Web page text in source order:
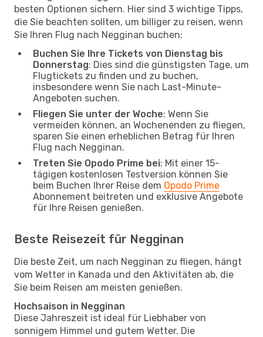
besten Optionen sichern. Hier sind 3 wichtige Tipps,
die Sie beachten sollten, um billiger zu reisen, wenn
Sie Ihren Flug nach Negginan buchen:
Buchen Sie Ihre Tickets von Dienstag bis
Donnerstag: Dies sind die günstigsten Tage, um
Flugtickets zu finden und zu buchen,
insbesondere wenn Sie nach Last-Minute-
Angeboten suchen.
Fliegen Sie unter der Woche: Wenn Sie
vermeiden können, an Wochenenden zu fliegen,
sparen Sie einen erheblichen Betrag für Ihren
Flug nach Negginan.
Treten Sie Opodo Prime bei: Mit einer 15-
tägigen kostenlosen Testversion können Sie
beim Buchen Ihrer Reise dem Opodo Prime
Abonnement beitreten und exklusive Angebote
für Ihre Reisen genießen.
Beste Reisezeit für Negginan
Die beste Zeit, um nach Negginan zu fliegen, hängt
vom Wetter in Kanada und den Aktivitäten ab, die
Sie beim Reisen am meisten genießen.
Hochsaison in Negginan
Diese Jahreszeit ist ideal für Liebhaber von
sonnigem Himmel und gutem Wetter. Die